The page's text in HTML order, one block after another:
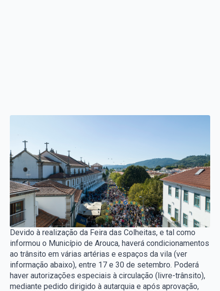
Devido à realização da Feira das Colheitas, e tal como
informou o Município de Arouca, haverá condicionamentos
ao trânsito em várias artérias e espaços da vila (ver
informação abaixo), entre 17 e 30 de setembro. Poderá
haver autorizações especiais à circulação (livre-trânsito),
mediante pedido dirigido à autarquia e após aprovação,